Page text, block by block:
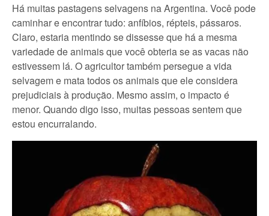
Há muitas pastagens selvagens na Argentina. Você pode
caminhar e encontrar tudo: anfíbios, répteis, pássaros.
Claro, estaria mentindo se dissesse que há a mesma
variedade de animais que você obteria se as vacas não
estivessem lá. O agricultor também persegue a vida
selvagem e mata todos os animais que ele considera
prejudiciais à produção. Mesmo assim, o impacto é
menor. Quando digo isso, muitas pessoas sentem que
estou encurralando.